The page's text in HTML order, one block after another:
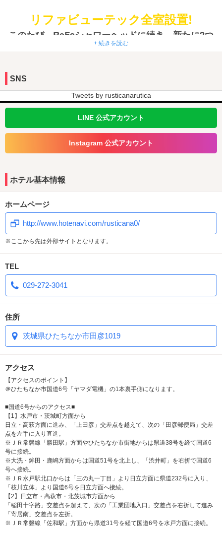
リファビューテック全室設置!
このたび、ReFaシャワーヘッドに続き、新たに2つ
のアイテムを追加いたしました。
サロン帰りのようなレア髪へ。
リファビューテック ドライヤー S+
速乾。なのにまとまる。
リファファインバブル ピュア
かつてない浴び心地でバスタイムを
2026年夏メニュー
特製豆板醤のコクと山椒の刺激がクセになる
本格麻婆ラーメン
メンバー ￥720
TVリモコン または フロント9番よりご注文いただけます
受付時間：9:00〜23:30
宿泊モーニングリニューアル！！
平日のご宿泊のメンバー様限定
モーニングとドリンクを特別価格で提
供いたします。
ふわふわスフレパンケーキプレート
彩り小鉢と焼き鮭の和重膳
厚切りミニ食パンモーニングプレート
モーニングビーフカレー
QR決算スタート！
お部屋のTV画面からQRコード決済ができます！
キャッシュレス決済サービスができます！！
+ 続きを読む
SNS
Tweets by rusticanarutica
LINE 公式アカウント
Instagram 公式アカウント
ホテル基本情報
ホームページ
http://www.hotenavi.com/rusticana0/
※ここから先は外部サイトとなります。
TEL
029-272-3041
住所
茨城県ひたちなか市田彦1019
アクセス
【アクセスのポイント】
＠ひたちなか市国道6号「ヤマダ電機」の1本裏手側になります。
■国道6号からのアクセス■
【1】水戸市・茨城町方面から
日立・高萩方面に進み、「上田彦」交差点を越えて、次の「田彦郵便局」交差
点を左手に入り直進。
※ＪＲ常磐線「勝田駅」方面やひたちなか市街地からは県道38号を経て国道6
号に接続。
※大洗・鉾田・鹿嶋方面からは国道51号を北上し、「渋井町」を右折で国道6
号へ接続。
※ＪＲ水戸駅北口からは「三の丸一丁目」より日立方面に県道232号に入り、
「枝川立体」より国道6号を日立方面へ接続。
【2】日立市・高萩市・北茨城市方面から
「稲田十字路」交差点を超えて、次の「工業団地入口」交差点を右折して進み
「寄居南」交差点を左折。
※ＪＲ常磐線「佐和駅」方面から県道31号を経て国道6号を水戸方面に接続。